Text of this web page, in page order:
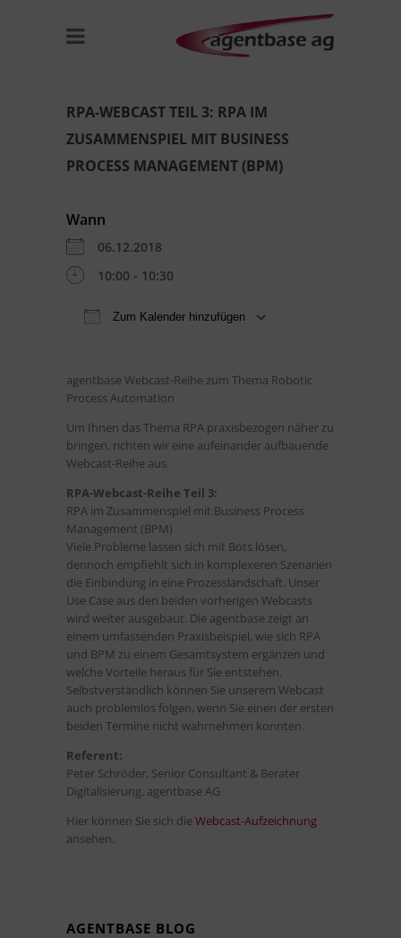
RPA-WEBCAST TEIL 3: RPA IM
ZUSAMMENSPIEL MIT BUSINESS
PROCESS MANAGEMENT (BPM)
Wann
06.12.2018
10:00 - 10:30
Zum Kalender hinzufügen
agentbase Webcast-Reihe zum Thema Robotic
Process Automation
Um Ihnen das Thema RPA praxisbezogen näher zu
bringen, richten wir eine aufeinander aufbauende
Webcast-Reihe aus.
RPA-Webcast-Reihe Teil 3:
RPA im Zusammenspiel mit Business Process
Management (BPM)
Viele Probleme lassen sich mit Bots lösen,
dennoch empfiehlt sich in komplexeren Szenarien
die Einbindung in eine Prozesslandschaft. Unser
Use Case aus den beiden vorherigen Webcasts
wird weiter ausgebaut. Die agentbase zeigt an
einem umfassenden Praxisbeispiel, wie sich RPA
und BPM zu einem Gesamtsystem ergänzen und
welche Vorteile heraus für Sie entstehen.
Selbstverständlich können Sie unserem Webcast
auch problemlos folgen, wenn Sie einen der ersten
beiden Termine nicht wahrnehmen konnten.
Referent:
Peter Schröder, Senior Consultant & Berater
Digitalisierung, agentbase AG
Hier können Sie sich dieWebcast-Aufzeichnung
ansehen.
AGENTBASE BLOG